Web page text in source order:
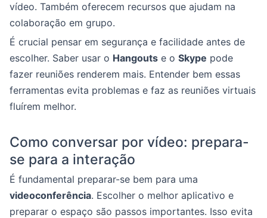
vídeo. Também oferecem recursos que ajudam na
colaboração em grupo.
É crucial pensar em segurança e facilidade antes de
escolher. Saber usar o Hangouts e o Skype pode
fazer reuniões renderem mais. Entender bem essas
ferramentas evita problemas e faz as reuniões virtuais
fluírem melhor.
Como conversar por vídeo: prepara-
se para a interação
É fundamental preparar-se bem para uma
videoconferência. Escolher o melhor aplicativo e
preparar o espaço são passos importantes. Isso evita